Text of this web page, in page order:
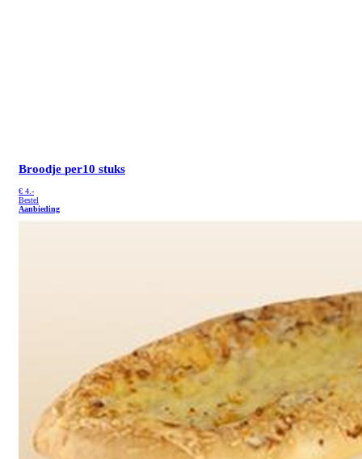
Broodje per10 stuks
€ 4.-
Bestel
Aanbieding